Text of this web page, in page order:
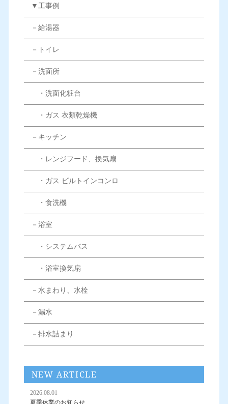
▼工事例
－給湯器
－トイレ
－洗面所
・洗面化粧台
・ガス 衣類乾燥機
－キッチン
・レンジフード、換気扇
・ガス ビルトインコンロ
・食洗機
－浴室
・システムバス
・浴室換気扇
－水まわり、水栓
－漏水
－排水詰まり
NEW ARTICLE
2026.08.01
夏季休業のお知らせ